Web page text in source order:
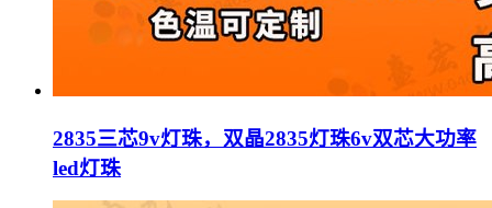
2835三芯9v灯珠，双晶2835灯珠6v双芯大功率
led灯珠